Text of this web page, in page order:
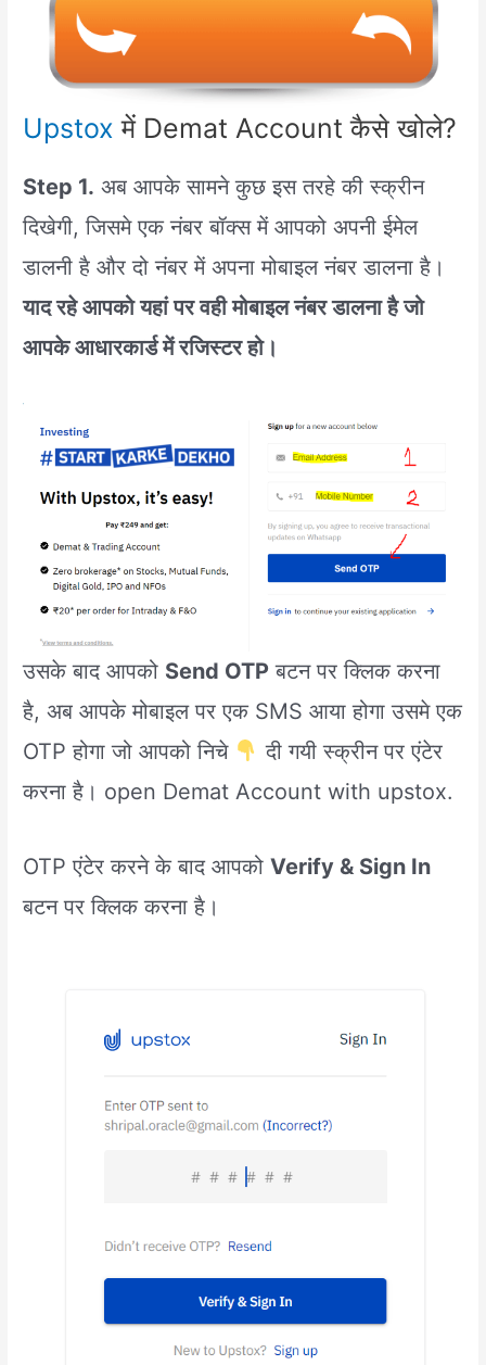
Upstox में Demat Account कैसे खोले?
Step 1. अब आपके सामने कुछ इस तरहे की स्क्रीन
दिखेगी, जिसमे एक नंबर बॉक्स में आपको अपनी ईमेल
डालनी है और दो नंबर में अपना मोबाइल नंबर डालना है।
याद रहे आपको यहां पर वही मोबाइल नंबर डालना है जो
आपके आधारकार्ड में रजिस्टर हो।
उसके बाद आपको Send OTP बटन पर क्लिक करना
है, अब आपके मोबाइल पर एक SMS आया होगा उसमे एक
OTP होगा जो आपको निचे
दी गयी स्क्रीन पर एंटेर
करना है। open Demat Account with upstox.
OTP एंटेर करने के बाद आपकोVerify & Sign In
बटन पर क्लिक करना है।